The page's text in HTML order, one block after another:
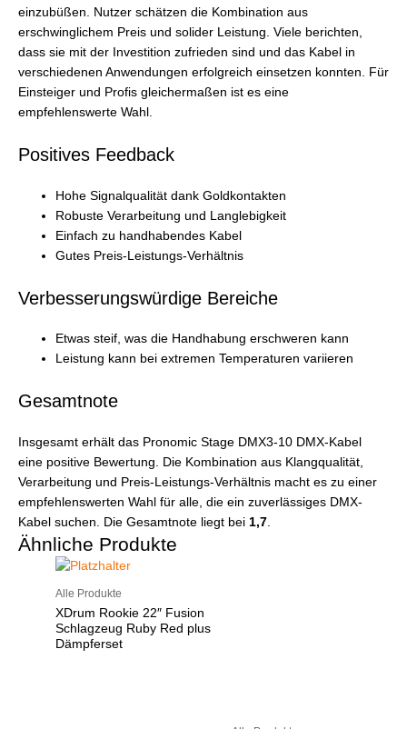
einzubüßen. Nutzer schätzen die Kombination aus
erschwinglichem Preis und solider Leistung. Viele berichten,
dass sie mit der Investition zufrieden sind und das Kabel in
verschiedenen Anwendungen erfolgreich einsetzen konnten. Für
Einsteiger und Profis gleichermaßen ist es eine
empfehlenswerte Wahl.
Positives Feedback
Hohe Signalqualität dank Goldkontakten
Robuste Verarbeitung und Langlebigkeit
Einfach zu handhabendes Kabel
Gutes Preis-Leistungs-Verhältnis
Verbesserungswürdige Bereiche
Etwas steif, was die Handhabung erschweren kann
Leistung kann bei extremen Temperaturen variieren
Gesamtnote
Insgesamt erhält das Pronomic Stage DMX3-10 DMX-Kabel
eine positive Bewertung. Die Kombination aus Klangqualität,
Verarbeitung und Preis-Leistungs-Verhältnis macht es zu einer
empfehlenswerten Wahl für alle, die ein zuverlässiges DMX-
Kabel suchen. Die Gesamtnote liegt bei 1,7.
Ähnliche Produkte
Alle Produkte
XDrum Rookie 22″ Fusion
Schlagzeug Ruby Red plus
Dämpferset